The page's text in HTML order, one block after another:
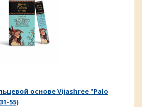
основе Vijashree "Palo
55)